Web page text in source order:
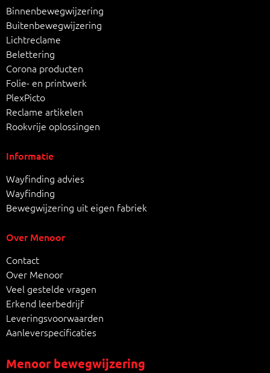
Binnenbewegwijzering
Buitenbewegwijzering
Lichtreclame
Belettering
Corona producten
Folie- en printwerk
PlexPicto
Reclame artikelen
Rookvrije oplossingen
Informatie
Wayfinding advies
Wayfinding
Bewegwijzering uit eigen fabriek
Over Menoor
Contact
Over Menoor
Veel gestelde vragen
Erkend leerbedrijf
Leveringsvoorwaarden
Aanleverspecificaties
Menoor bewegwijzering